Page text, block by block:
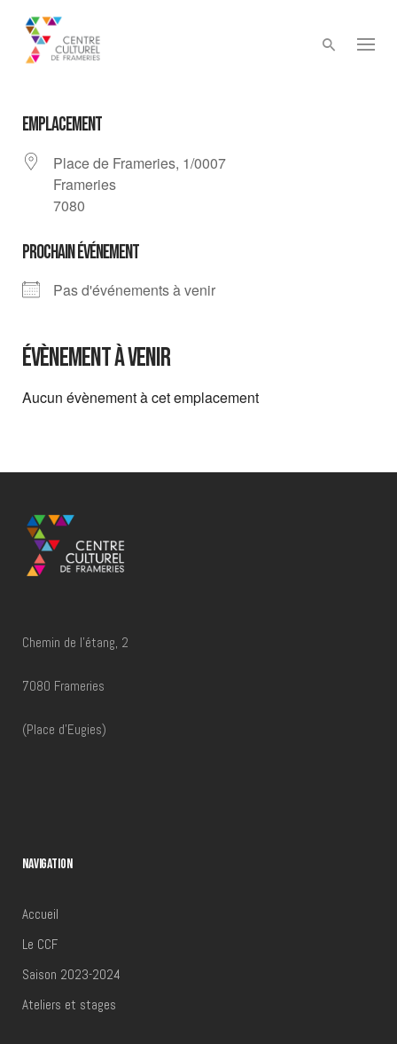
content
EMPLACEMENT
Place de Frameries, 1/0007
Frameries
7080
PROCHAIN ÉVÉNEMENT
Pas d'événements à venir
Évènement à venir
Aucun évènement à cet emplacement
Chemin de l'étang, 2
7080 Frameries
(Place d'Eugies)
NAVIGATION
Accueil
Le CCF
Saison 2023-2024
Ateliers et stages